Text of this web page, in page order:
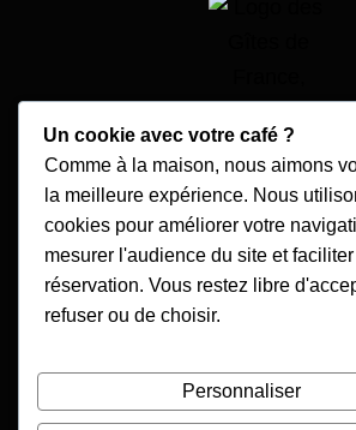
Un cookie avec votre café ?
Comme à la maison, nous aimons
la meilleure expérience. Nous
cookies pour améliorer votre
mesurer l'audience du site et
réservation. Vous restez libre
refuser ou de choisir.
Personnaliser